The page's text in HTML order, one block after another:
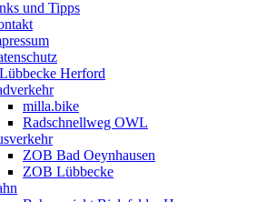
und Tipps
Herford
milla.bike
Radschnellweg OWL
ZOB Bad Oeynhausen
ZOB Lübbecke